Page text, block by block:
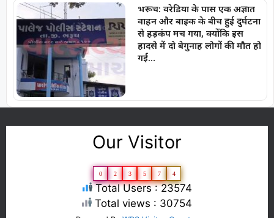
भरूच: वरेडिया के पास एक अज्ञात
वाहन और बाइक के बीच हुई दुर्घटना
से हड़कंप मच गया, क्योंकि इस
हादसे में दो बेगुनाह लोगों की मौत हो
गई…
Our Visitor
0 2 3 5 7 4
Total Users : 23574
Total views : 30754